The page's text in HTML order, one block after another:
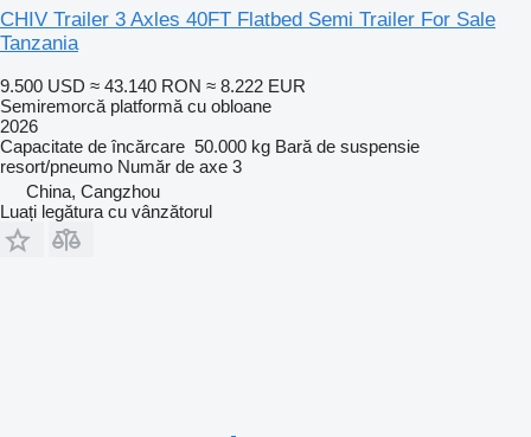
CHIV Trailer 3 Axles 40FT Flatbed Semi Trailer For Sale
Tanzania
9.500 USD ≈ 43.140 RON ≈ 8.222 EUR
Semiremorcă platformă cu obloane
2026
Capacitate de încărcare 50.000 kg Bară de suspensie
resort/pneumo Număr de axe 3
China, Cangzhou
Luați legătura cu vânzătorul